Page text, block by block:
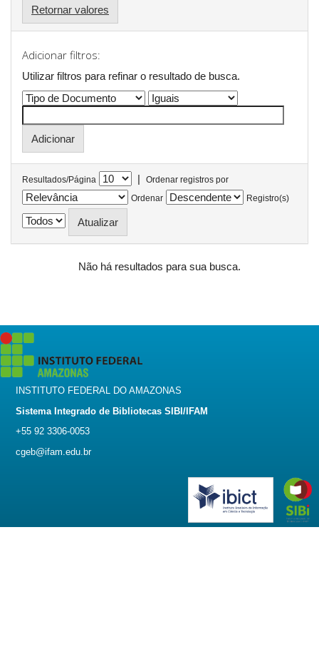
Retornar valores
Adicionar filtros:
Utilizar filtros para refinar o resultado de busca.
Resultados/Página |
Ordenar registros por
Ordenar
Registro(s)
Não há resultados para sua busca.
INSTITUTO FEDERAL DO AMAZONAS
Sistema Integrado de Bibliotecas SIBI/IFAM
+55 92 3306-0053
cgeb@ifam.edu.br